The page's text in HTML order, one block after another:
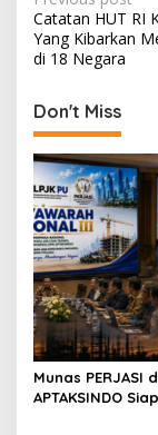
o
s
t
n
a
v
i
g
a
t
i
o
n
Catatan HUT RI
Yang Kibarkan
di 18 Negara
Don't Miss
Munas PERJASI
APTAKSINDO